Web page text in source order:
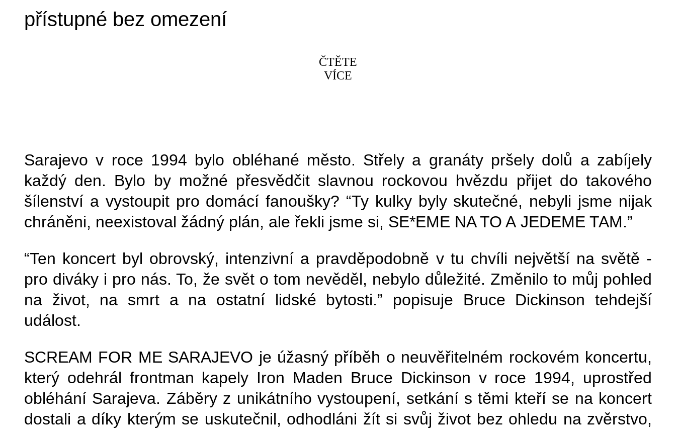
přístupné bez omezení
ČTĚTE
VÍCE
Sarajevo v roce 1994 bylo obléhané město. Střely a granáty pršely dolů a zabíjely
každý den. Bylo by možné přesvědčit slavnou rockovou hvězdu přijet do takového
šílenství a vystoupit pro domácí fanoušky? “Ty kulky byly skutečné, nebyli jsme nijak
chráněni, neexistoval žádný plán, ale řekli jsme si, SE*EME NA TO A JEDEME TAM.”
“Ten koncert byl obrovský, intenzivní a pravděpodobně v tu chvíli největší na světě -
pro diváky i pro nás. To, že svět o tom nevěděl, nebylo důležité. Změnilo to můj pohled
na život, na smrt a na ostatní lidské bytosti.” popisuje Bruce Dickinson tehdejší
událost.
SCREAM FOR ME SARAJEVO je úžasný příběh o neuvěřitelném rockovém koncertu,
který odehrál frontman kapely Iron Maden Bruce Dickinson v roce 1994, uprostřed
obléhání Sarajeva. Záběry z unikátního vystoupení, setkání s těmi kteří se na koncert
dostali a díky kterým se uskutečnil, odhodláni žít si svůj život bez ohledu na zvěrstvo,